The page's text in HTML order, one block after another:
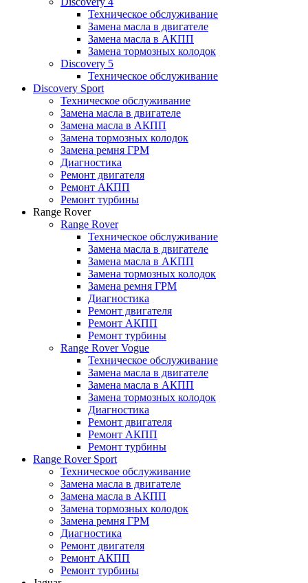
Техническое обслуживание
Замена масла в двигателе
Замена масла в АКПП
Замена тормозных колодок
Discovery 5
Техническое обслуживание
Discovery Sport
Техническое обслуживание
Замена масла в двигателе
Замена масла в АКПП
Замена тормозных колодок
Замена ремня ГРМ
Диагностика
Ремонт двигателя
Ремонт АКПП
Ремонт турбины
Range Rover
Range Rover
Техническое обслуживание
Замена масла в двигателе
Замена масла в АКПП
Замена тормозных колодок
Замена ремня ГРМ
Диагностика
Ремонт двигателя
Ремонт АКПП
Ремонт турбины
Range Rover Vogue
Техническое обслуживание
Замена масла в двигателе
Замена масла в АКПП
Замена тормозных колодок
Диагностика
Ремонт двигателя
Ремонт АКПП
Ремонт турбины
Range Rover Sport
Техническое обслуживание
Замена масла в двигателе
Замена масла в АКПП
Замена тормозных колодок
Замена ремня ГРМ
Диагностика
Ремонт двигателя
Ремонт АКПП
Ремонт турбины